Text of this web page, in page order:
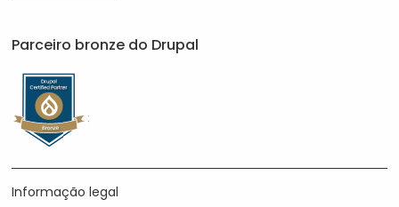
JavaliJavaliJavali
Parceiro bronze do Drupal
Informação legal